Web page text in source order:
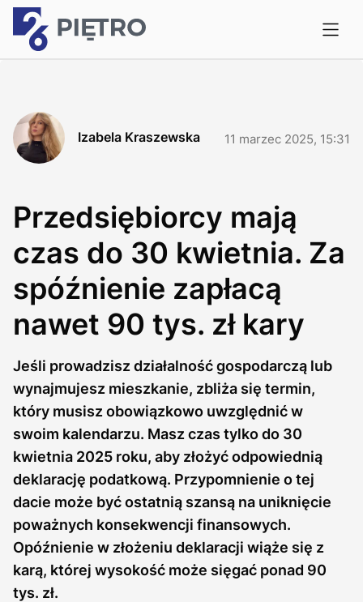
Izabela Kraszewska 11 marzec 2025, 15:31
Przedsiębiorcy mają
czas do 30 kwietnia. Za
spóźnienie zapłacą
nawet 90 tys. zł kary
Jeśli prowadzisz działalność gospodarczą lub
wynajmujesz mieszkanie, zbliża się termin,
który musisz obowiązkowo uwzględnić w
swoim kalendarzu. Masz czas tylko do 30
kwietnia 2025 roku, aby złożyć odpowiednią
deklarację podatkową. Przypomnienie o tej
dacie może być ostatnią szansą na uniknięcie
poważnych konsekwencji finansowych.
Opóźnienie w złożeniu deklaracji wiąże się z
karą, której wysokość może sięgać ponad 90
tys. zł.